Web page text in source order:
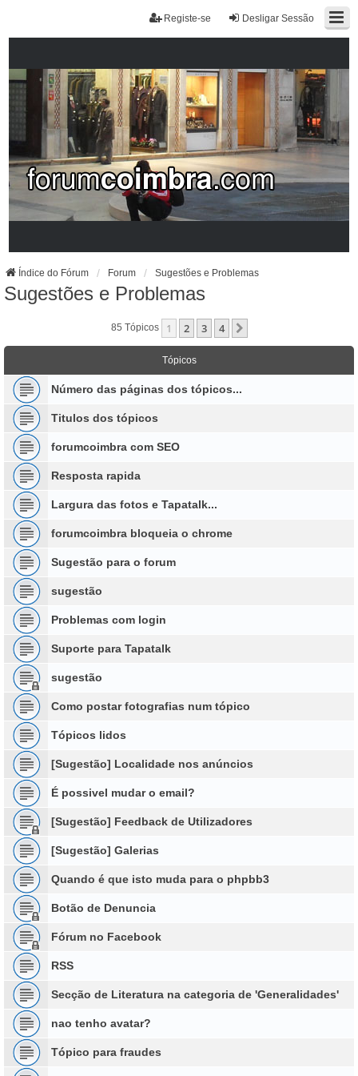
Desligar Sessão
Registe-se
Índice do Fórum Forum Sugestões e Problemas
Sugestões e Problemas
85 Tópicos 1 2 3 4
Tópicos
Número das páginas dos tópicos...
Titulos dos tópicos
forumcoimbra com SEO
Resposta rapida
Largura das fotos e Tapatalk...
forumcoimbra bloqueia o chrome
Sugestão para o forum
sugestão
Problemas com login
Suporte para Tapatalk
sugestão
Como postar fotografias num tópico
Tópicos lidos
[Sugestão] Localidade nos anúncios
É possivel mudar o email?
[Sugestão] Feedback de Utilizadores
[Sugestão] Galerias
Quando é que isto muda para o phpbb3
Botão de Denuncia
Fórum no Facebook
RSS
Secção de Literatura na categoria de 'Generalidades'
nao tenho avatar?
Tópico para fraudes